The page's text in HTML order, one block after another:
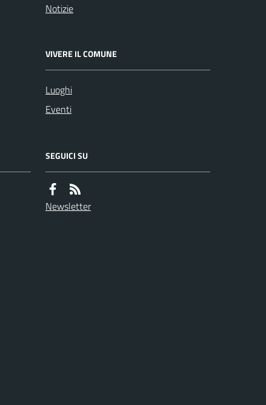
Notizie
VIVERE IL COMUNE
Luoghi
Eventi
SEGUICI SU
Newsletter